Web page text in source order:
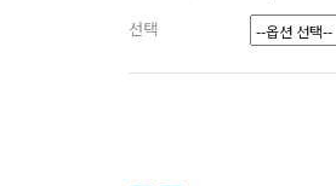
선택